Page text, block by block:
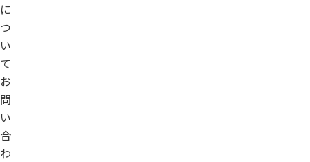
に
つ
い
て
お
問
い
合
わ